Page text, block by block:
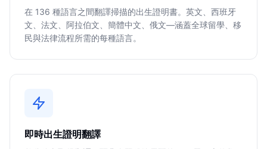
在 136 種語言之間翻譯掃描的出生證明書。英文、西班牙
文、法文、阿拉伯文、簡體中文、俄文—涵蓋全球留學、移
民與法律流程所需的每種語言。
即時出生證明翻譯